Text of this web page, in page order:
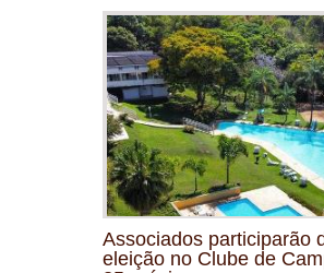
Associados participarão
eleição no Clube de